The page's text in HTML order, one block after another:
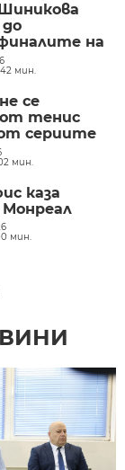
на
в
мин.
се
тенис
сериите
в
мин.
каза
Монреал
мин.